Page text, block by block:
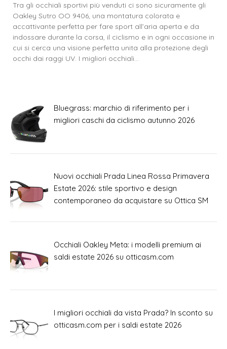
Tra gli occhiali sportivi più venduti ci sono sicuramente gli
Oakley Sutro OO 9406, una montatura colorata e
accattivante perfetta per fare sport all’aria aperta e da
indossare durante la corsa, il ciclismo e in ogni occasione in
cui si cerca una visione perfetta unita alla protezione degli
occhi dai raggi UV. I migliori occhiali…
Bluegrass: marchio di riferimento per i
migliori caschi da ciclismo autunno 2026
Nuovi occhiali Prada Linea Rossa Primavera
Estate 2026: stile sportivo e design
contemporaneo da acquistare su Ottica SM
Occhiali Oakley Meta: i modelli premium ai
saldi estate 2026 su otticasm.com
I migliori occhiali da vista Prada? In sconto su
otticasm.com per i saldi estate 2026